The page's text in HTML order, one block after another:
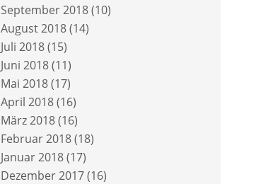
September 2018(10)
August 2018(14)
Juli 2018(15)
Juni 2018(11)
Mai 2018(17)
April 2018(16)
März 2018(16)
Februar 2018(18)
Januar 2018(17)
Dezember 2017(16)